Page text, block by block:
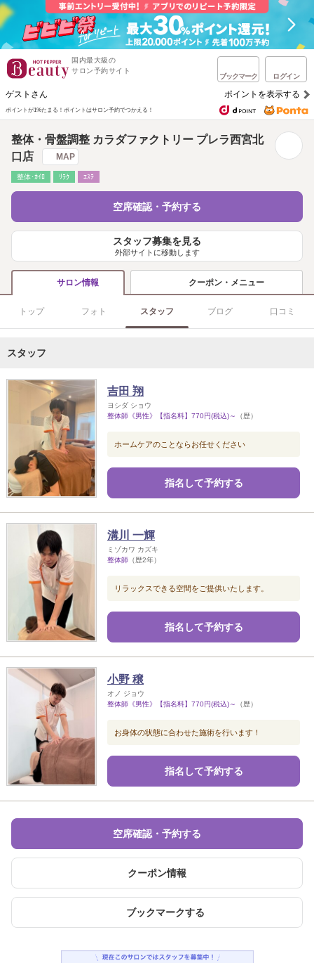
国内最大級の
サロン予約サイト
ブックマーク ログイン
ゲストさん ポイントを表示する
ポイントが1%たまる！ ポイントはサロン予約でつかえる！
整体・骨盤調整 カラダファクトリー プレラ西宮北
口店
MAP
整体･ｶｲﾛ ﾘﾗｸ ｴｽﾃ
空席確認・予約する
スタッフ募集を見る
外部サイトに移動します
サロン情報 クーポン・メニュー
トップ フォト スタッフ ブログ 口コミ
スタッフ
吉田 翔
ヨシダ ショウ
整体師《男性》【指名料】770円(税込)～
（歴）
ホームケアのことならお任せください
指名して予約する
溝川 一輝
ミゾカワ カズキ
整体師 （歴2年）
リラックスできる空間をご提供いたします。
指名して予約する
小野 穣
オノ ジョウ
整体師《男性》【指名料】770円(税込)～
（歴）
お身体の状態に合わせた施術を行います！
指名して予約する
空席確認・予約する
クーポン情報
ブックマークする